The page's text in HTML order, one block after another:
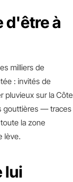
d'être à
milliers de
: invités de
pluvieux sur la Côte
gouttières — traces
la zone
lève.
lui